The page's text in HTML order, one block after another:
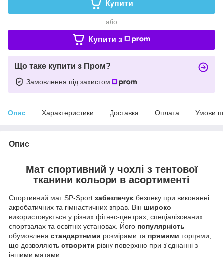
Купити
або
Купити з
Що таке купити з Пром?
Замовлення під захистом
Опис Характеристики Доставка Оплата Умови
Опис
Мат спортивний у чохлі з тентової
тканини кольори в асортименті
Спортивний мат SP-Sport забезпечує безпеку при виконанні
акробатичних та гімнастичних вправ. Він широко
використовується у різних фітнес-центрах, спеціалізованих
спортзалах та освітніх установах. Його популярність
обумовлена стандартними розмірами та прямими торцями,
що дозволяють створити рівну поверхню при з'єднанні з
іншими матами.